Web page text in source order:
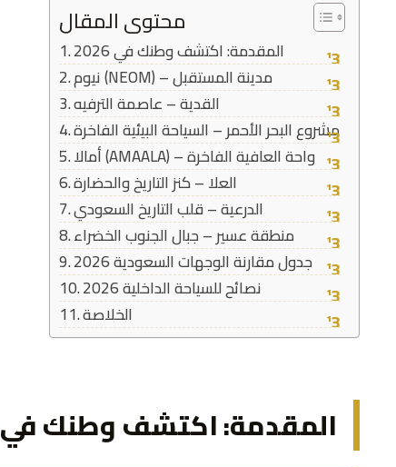
محتوى المقال
المقدمة: اكتشف وطنك في 2026
نيوم (NEOM) – مدينة المستقبل
القدية – عاصمة الترفيه
مشروع البحر الأحمر – السياحة البيئية الفاخرة
أمالا (AMAALA) – واحة العافية الفاخرة
العلا – كنز التاريخ والحضارة
الدرعية – قلب التاريخ السعودي
منطقة عسير – جبال الجنوب الخضراء
جدول مقارنة الوجهات السعودية 2026
نصائح للسياحة الداخلية 2026
الخلاصة
المقدمة: اكتشف وطنك في 2026